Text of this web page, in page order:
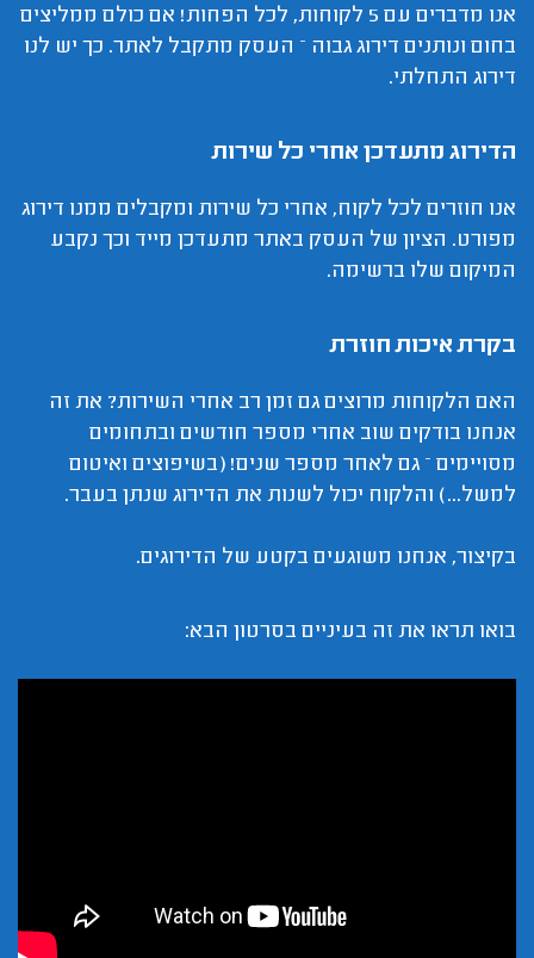
אנו מדברים עם 5 לקוחות, לכל הפחות! אם כולם ממליצים
בחום ונותנים דירוג גבוה – העסק מתקבל לאתר. כך יש לנו
דירוג התחלתי.
הדירוג מתעדכן אחרי כל שירות
אנו חוזרים לכל לקוח, אחרי כל שירות ומקבלים ממנו דירוג
מפורט. הציון של העסק באתר מתעדכן מייד וכך נקבע
המיקום שלו ברשימה.
בקרת איכות חוזרת
האם הלקוחות מרוצים גם זמן רב אחרי השירות? את זה
אנחנו בודקים שוב אחרי מספר חודשים ובתחומים
מסויימים – גם לאחר מספר שנים! (בשיפוצים ואיטום
למשל...) והלקוח יכול לשנות את הדירוג שנתן בעבר.
בקיצור, אנחנו משוגעים בקטע של הדירוגים.
בואו תראו את זה בעיניים בסרטון הבא: